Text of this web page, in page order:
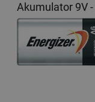
Akumulator 9V